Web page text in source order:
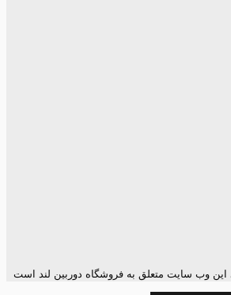
وب سایت متعلق به فروشگاه دوربین لند است